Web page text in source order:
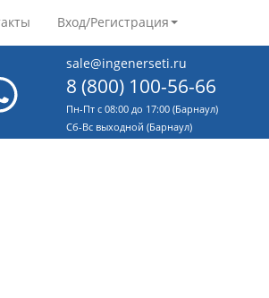
Вход/Регистрация
sale@ingenerseti.ru
8 (800) 100-56-66
Пн-Пт с 08:00 до 17:00 (Барнаул)
Cб-Вс выходной (Барнаул)